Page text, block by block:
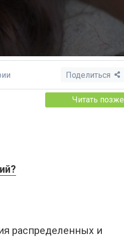
Поделиться
Читать позже
распределенных и